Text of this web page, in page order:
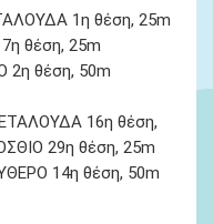
1η θέση, 25m
η θέση, 25m
2η θέση, 50m
16η θέση,
29η θέση, 25m
14η θέση, 50m